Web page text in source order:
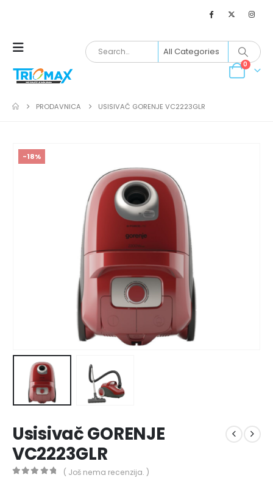
0
PRODAVNICA USISIVAČ GORENJE VC2223GLR
-18%
Usisivač GORENJE
VC2223GLR
( Još nema recenzija. )